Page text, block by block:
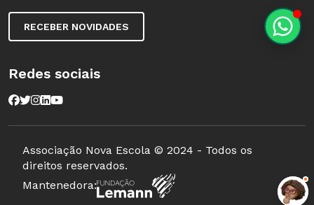
RECEBER NOVIDADES
Redes sociais
Associação Nova Escola © 2024 - Todos os
direitos reservados.
Mantenedora: